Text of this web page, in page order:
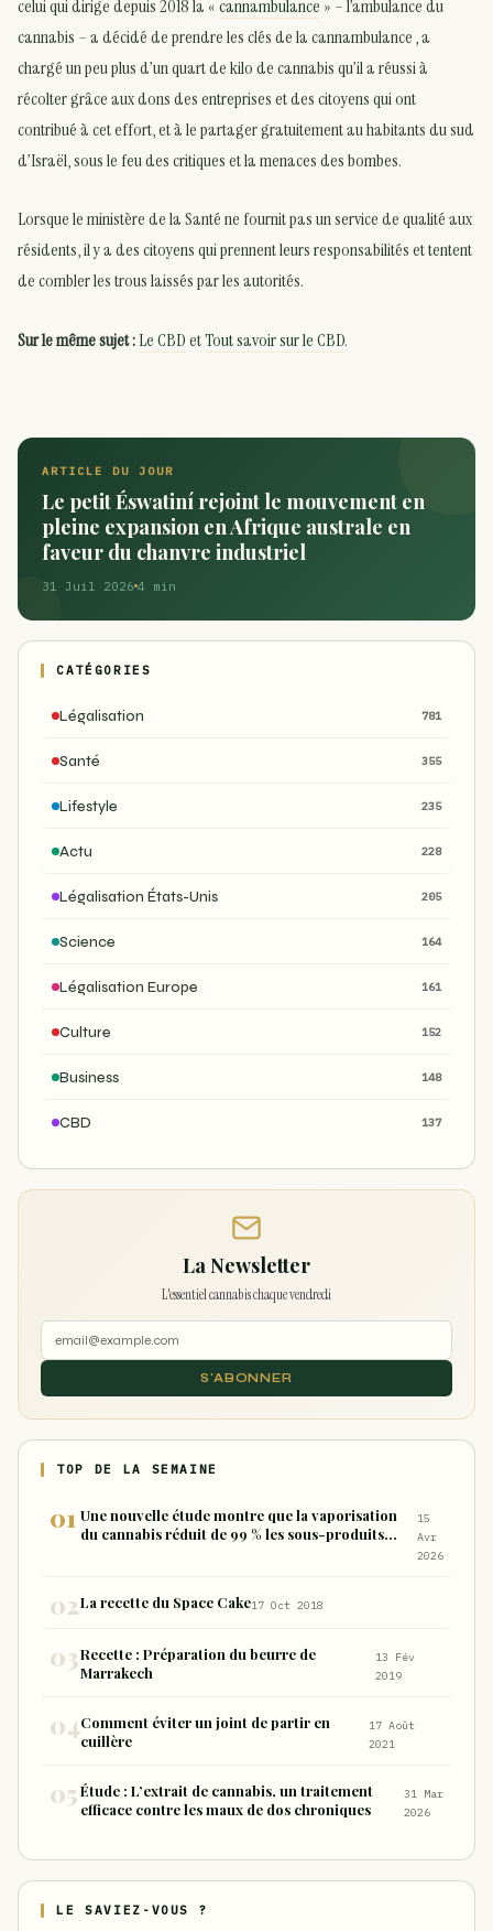
celui qui dirige depuis 2018 la «cannambulance » – l’ambulance du
cannabis – a décidé de prendre les clés de la cannambulance , a
chargé un peu plus d’un quart de kilo de cannabis qu’il a réussi à
récolter grâce aux dons des entreprises et des citoyens qui ont
contribué à cet effort, et à le partager gratuitement au habitants du sud
d’Israël, sous le feu des critiques et la menaces des bombes.
Lorsque le ministère de la Santé ne fournit pas un service de qualité aux
résidents, il y a des citoyens qui prennent leurs responsabilités et tentent
de combler les trous laissés par les autorités.
Sur le même sujet :Le CBDetTout savoir sur le CBD.
ARTICLE DU JOUR
Le petit Éswatiní rejoint le mouvement en
pleine expansion en Afrique australe en
faveur du chanvre industriel
31 Juil 2026 4 min
CATÉGORIES
Légalisation 781
Santé 355
Lifestyle 235
Actu 228
Légalisation États-Unis 205
Science 164
Légalisation Europe 161
Culture 152
Business 148
CBD 137
La Newsletter
L'essentiel cannabis chaque vendredi
S'ABONNER
TOP DE LA SEMAINE
Une nouvelle étude montre que la vaporisation
du cannabis réduit de 99 % les sous-produits
15
Avr
2026
La recette du Space Cake17 Oct 2018
Recette : Préparation du beurre de
Marrakech
13 Fév
2019
Comment éviter un joint de partir en
cuillère
17 Août
2021
Étude : L’extrait de cannabis, un traitement
efficace contre les maux de dos chroniques
31 Mar
2026
LE SAVIEZ-VOUS ?